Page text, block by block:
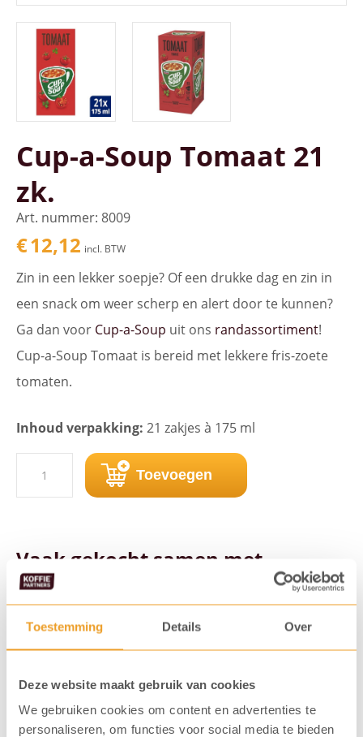
Toestemming Details Over
Deze website maakt gebruik van cookies
We gebruiken cookies om content en advertenties te
personaliseren, om functies voor social media te bieden
Cup-a-Soup Tomaat 21
zk.
Art. nummer: 8009
€12,12 incl. BTW
Zin in een lekker soepje? Of een drukke dag en zin in
een snack om weer scherp en alert door te kunnen?
Ga dan voor Cup-a-Soup uit ons randassortiment!
Cup-a-Soup Tomaat is bereid met lekkere fris-zoete
tomaten.
Inhoud verpakking: 21 zakjes à 175 ml
a-
Tomaat
21
Toevoegen
Vaak gekocht samen met...